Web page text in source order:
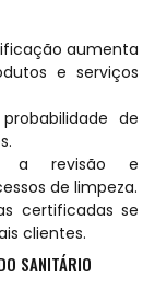
aumenta
e serviços
de
a revisão e
de limpeza.
certificadas se
clientes.
SANITÁRIO